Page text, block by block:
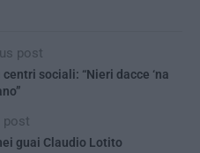
post
sociali: “Nieri dacce ‘na
post
guai Claudio Lotito